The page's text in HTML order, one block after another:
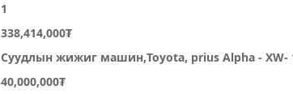
1
338,414,000₮
Суудлын жижиг машин,Toyota, prius Alpha - XW-
40,000,000₮